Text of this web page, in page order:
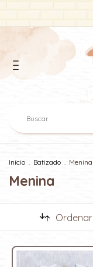
Início . Batizado . Menina
Menina
Ordenar